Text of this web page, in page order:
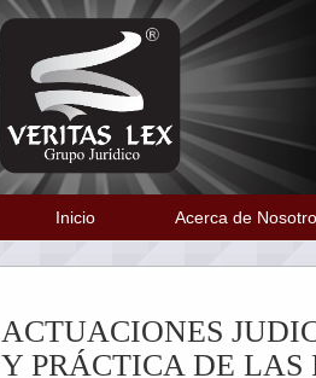
Inicio Acerca de
ACTUACIONES
Y PRÁCTICA DE LAS